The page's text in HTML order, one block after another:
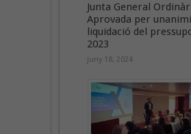
Junta General
Aprovada per
liquidació del
2023
juny 18, 2024